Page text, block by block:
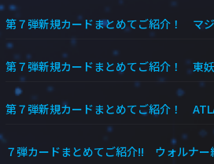
第７弾新規カードまとめてご紹介！ マ
第７弾新規カードまとめてご紹介！ 東
第７弾新規カードまとめてご紹介！
７弾カードまとめてご紹介!! ウォルナー